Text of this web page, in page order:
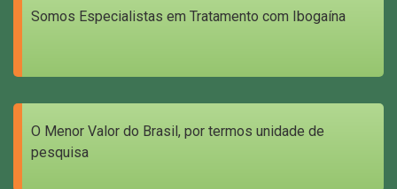
Somos Especialistas em Tratamento com Ibogaína
O Menor Valor do Brasil, por termos unidade de
pesquisa